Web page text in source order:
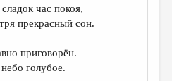
час покоя,
прекрасный сон.
приговорён.
голубое.